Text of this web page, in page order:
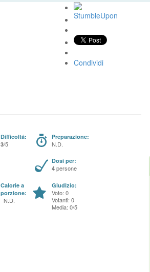
Condividi
Difficoltá:
3/5
Preparazione:
N.D.
Dosi per:
4 persone
Calorie a
porzione:
N.D.
Giudizio:
Voto: 0
Votanti: 0
Media: 0/5